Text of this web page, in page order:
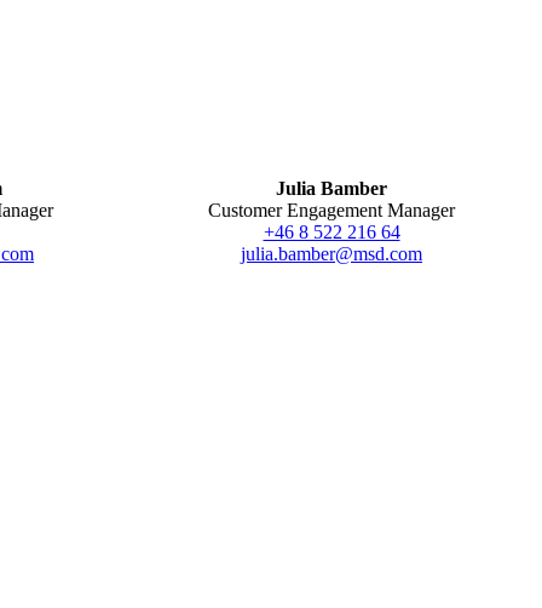
Julia Bamber
Customer Engagement Manager
+46 8 522 216 64
julia.bamber@msd.com